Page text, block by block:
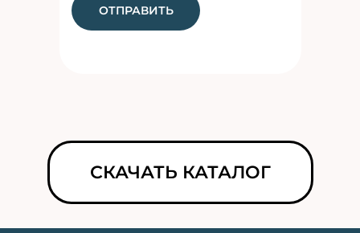
ОТПРАВИТЬ
СКАЧАТЬ КАТАЛОГ